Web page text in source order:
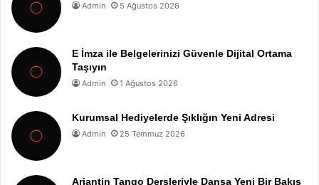
Admin 5 Ağustos 2026
E İmza ile Belgelerinizi Güvenle Dijital Ortama
Taşıyın
Admin 1 Ağustos 2026
Kurumsal Hediyelerde Şıklığın Yeni Adresi
Admin 25 Temmuz 2026
Arjantin Tango Dersleriyle Dansa Yeni Bir Bakış